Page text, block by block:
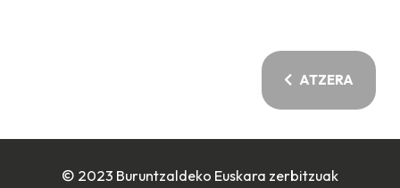
ATZERA
© 2023 Buruntzaldeko Euskara zerbitzuak